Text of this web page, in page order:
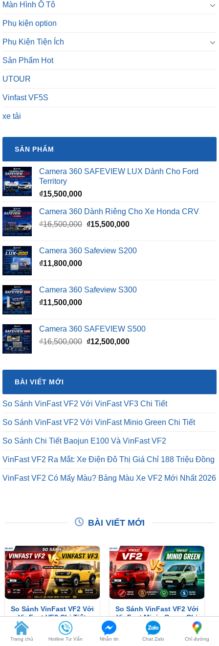
Màn Hình Ô Tô
Phụ kiện option
Phụ Kiện Tiện Ích
Sản Phẩm Hot
UTOUR
Vinfast VF5S
xe tải
SẢN PHẨM
Camera 360 SAFEVIEW LUX Dành Cho Ford
Territory
₫15,500,000
Camera 360 Dành Riêng Cho Xe Honda CRV
₫16,500,000 Giá
₫16,500,000.
₫15,500,000Giá
là:
Camera 360 Safeview S200
₫11,800,000
Camera 360 Safeview S300
₫11,500,000
Camera 360 SAFEVIEW S500
₫16,500,000 Giá
₫16,500,000.
₫12,500,000Giá
là:
BÀI VIẾT MỚI
So Sánh VinFast VF2 Với VinFast VF3 Chi Tiết
So Sánh VinFast VF2 Với VinFast Minio Green Chi Tiết
So Sánh Chi Tiết Baojun E100 Và VinFast VF2
VinFast VF2 Ra Mắt: Xe Điện Đô Thị Giá Chỉ 188 Triệu Đồng
VinFast VF2 Có Mấy Màu? Bảng Màu Xe VF2 Mới Nhất 2026
BÀI VIẾT MỚI
So Sánh VinFast VF2 Với
VinFast VF3 Chi Tiết
XEM THÊM
So Sánh VinFast VF2 Với
VinFast Minio Green Chi
Tiết
Trang chủ Hotline Tư Vấn Nhắn tin Chat Zalo Chỉ đường